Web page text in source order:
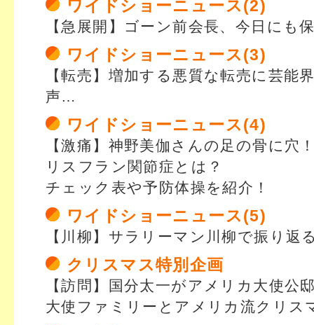
ワイドショーニュース(2)
【急展開】ゴーン前会長、今日にも
ワイドショーニュース(3)
【転売】増加する悪質な転売に芸能
声…
ワイドショーニュース(4)
【激痛】神野美伽さんの足の骨に穴
リスフラン関節症とは？
チェック表や予防体操を紹介！
ワイドショーニュース(5)
【川柳】サラリーマン川柳で振り返
クリスマス特別企画
【訪問】国分太一がアメリカ大使公
大使ファミリーとアメリカ流クリス